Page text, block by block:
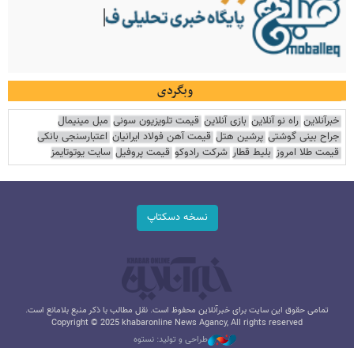
وبگردی
خبرآنلاین راه نو آنلاین بازی آنلاین قیمت تلویزیون سونی مبل مینیمال
جراح بینی گوشتی پرشین هتل قیمت آهن فولاد ایرانیان اعتبارسنجی بانکی
قیمت طلا امروز بلیط قطار شرکت رادوکو قیمت پروفیل سایت یوتوتایمز
نسخه دسکتاپ
تمامی حقوق این سایت برای خبرآنلاین محفوظ است. نقل مطالب با ذکر منبع بلامانع است.
Copyright © 2025 khabaronline News Agancy, All rights reserved
طراحی و تولید: نستوه